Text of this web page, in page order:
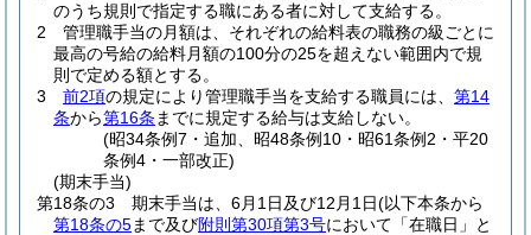
のうち規則で指定する職にある者に対して支給する。
2
管理職手当の月額は、それぞれの給料表の職務の級ごとに
最高の号給の給料月額の100分の25を超えない範囲内で規
則で定める額とする。
3
前2項の規定により管理職手当を支給する職員には、 第14
条から第16条 までに規定する給与は支給しない。
(昭34条例7・追加、昭48条例10・昭61条例2・平20
条例4・一部改正)
(期末手当)
第18条の3
期末手当は、6月1日及び12月1日(以下本条から
第18条の5まで及び附則第30項第3号において「在職日」と